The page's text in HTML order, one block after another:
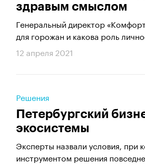
здравым смыслом
Генеральный директор
для горожан и какова роль
12 апреля 2021
Решения
Петербургский
экосистемы
Эксперты назвали условия, при
инструментом решения